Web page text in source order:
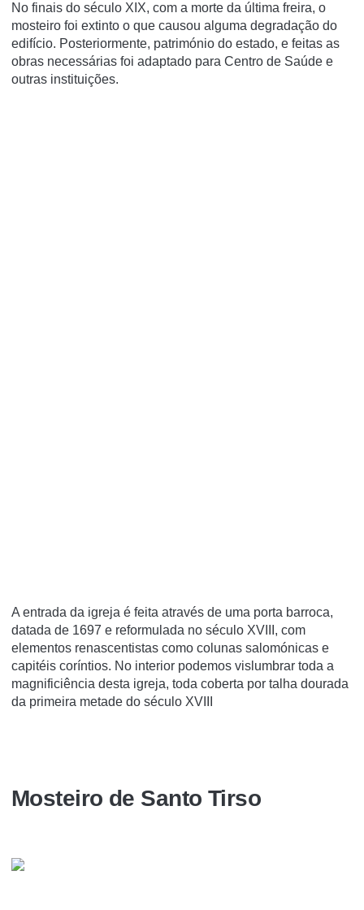
No finais do século XIX, com a morte da última freira, o
mosteiro foi extinto o que causou alguma degradação do
edifí­cio. Posteriormente, património do estado, e feitas as
obras necessárias foi adaptado para Centro de Saúde e
outras instituições.
A entrada da igreja é feita através de uma porta barroca,
datada de 1697 e reformulada no século XVIII, com
elementos renascentistas como colunas salomónicas e
capitéis corí­ntios. No interior podemos vislumbrar toda a
magnificiência desta igreja, toda coberta por talha dourada
da primeira metade do século XVIII
Mosteiro de Santo Tirso